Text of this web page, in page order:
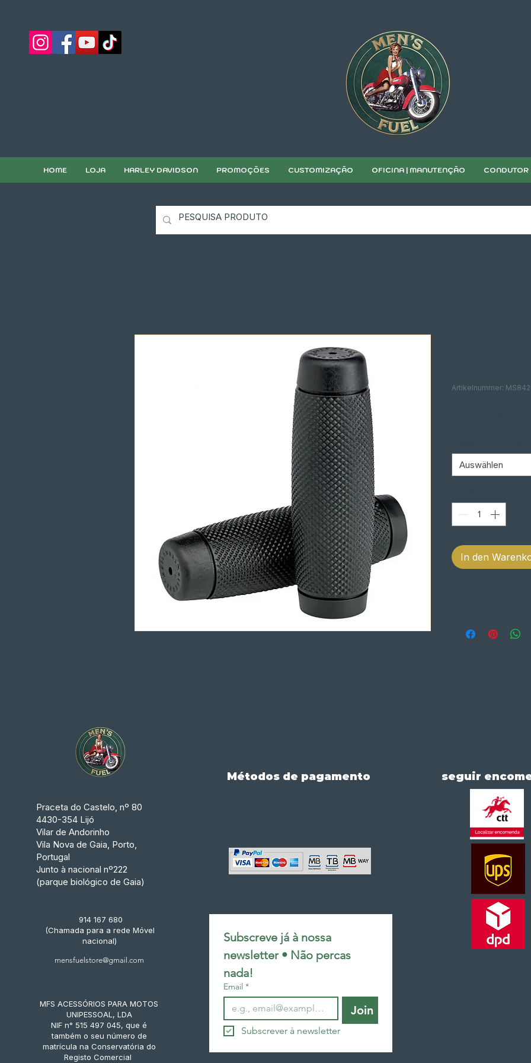
HOME LOJA HARLEY DAVIDSON PROMOÇÕES CUSTOMIZAÇÃO OFICINA | MANUTENÇÃO CONDUTOR
Artikelnummer:
Auswählen
In den
Praceta do Castelo, nº 80
4430-354 Lijó
Vilar de Andorinho
Vila Nova de Gaia, Porto,
Portugal
Junto à nacional nº222
(parque biológico de Gaia)
914 167 680
(Chamada para a rede Móvel
nacional)
mensfuelstore@gmail.com
MFS ACESSÓRIOS PARA MOTOS
UNIPESSOAL, LDA
NIF n° 515 497 045, que é
também o seu número de
matrícula na Conservatória do
Registo Comercial
Métodos de pagamento
Subscreve já à nossa
newsletter • Não percas
nada!
Email *
Join
Subscrever à newsletter
seguir